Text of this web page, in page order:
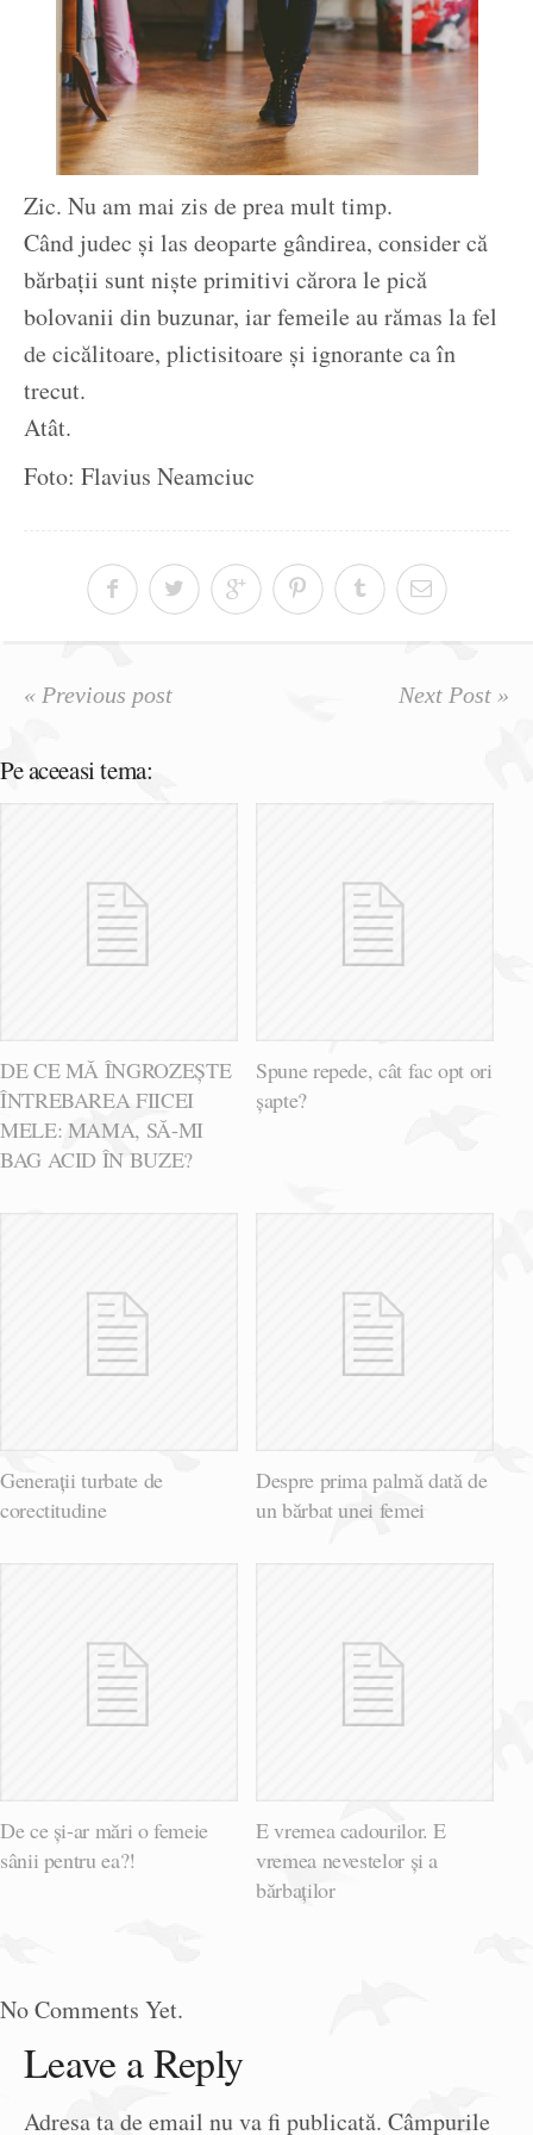
Zic. Nu am mai zis de prea mult timp.
Când judec și las deoparte gândirea, consider că
bărbații sunt niște primitivi cărora le pică
bolovanii din buzunar, iar femeile au rămas la fel
de cicălitoare, plictisitoare și ignorante ca în
trecut.
Atât.
Foto: Flavius Neamciuc
« Previous post Next Post »
Pe aceeasi tema:
DE CE MĂ ÎNGROZEȘTE
ÎNTREBAREA FIICEI
MELE: MAMA, SĂ-MI
BAG ACID ÎN BUZE?
Spune repede, cât fac opt ori
șapte?
Generații turbate de
corectitudine
Despre prima palmă dată de
un bărbat unei femei
De ce și-ar mări o femeie
sânii pentru ea?!
E vremea cadourilor. E
vremea nevestelor și a
bărbaților
No Comments Yet.
Leave a Reply
Adresa ta de email nu va fi publicată. Câmpurile